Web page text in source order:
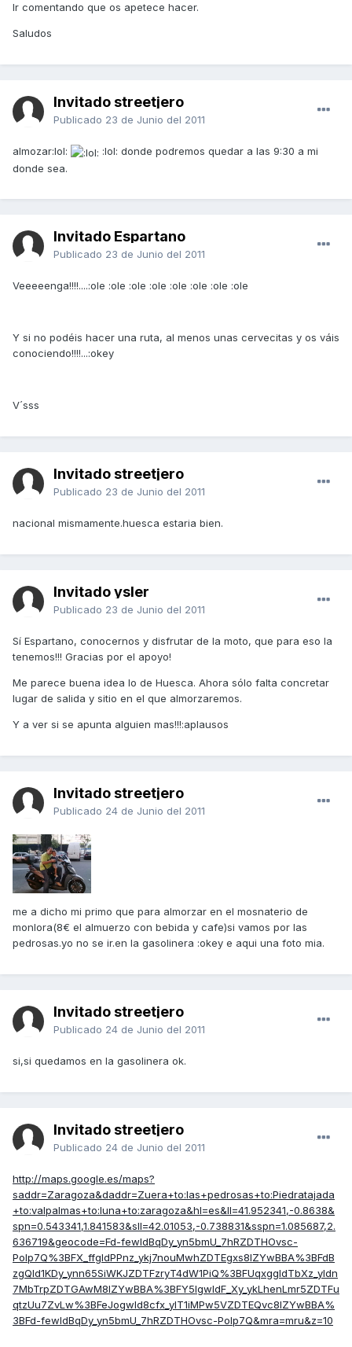
Ir comentando que os apetece hacer.
Saludos
Invitado streetjero
Publicado 23 de Junio del 2011
almozar:lol:
:lol: donde podremos quedar a las 9:30 a mi
donde sea.
Invitado Espartano
Publicado 23 de Junio del 2011
Veeeeenga!!!!....:ole :ole :ole :ole :ole :ole :ole :ole
Y si no podéis hacer una ruta, al menos unas cervecitas y os váis
conociendo!!!!...:okey
V´sss
Invitado streetjero
Publicado 23 de Junio del 2011
nacional mismamente.huesca estaria bien.
Invitado ysler
Publicado 23 de Junio del 2011
Sí Espartano, conocernos y disfrutar de la moto, que para eso la
tenemos!!! Gracias por el apoyo!
Me parece buena idea lo de Huesca. Ahora sólo falta concretar
lugar de salida y sitio en el que almorzaremos.
Y a ver si se apunta alguien mas!!!:aplausos
Invitado streetjero
Publicado 24 de Junio del 2011
me a dicho mi primo que para almorzar en el mosnaterio de
monlora(8€ el almuerzo con bebida y cafe)si vamos por las
pedrosas.yo no se ir.en la gasolinera :okey e aqui una foto mia.
Invitado streetjero
Publicado 24 de Junio del 2011
si,si quedamos en la gasolinera ok.
Invitado streetjero
Publicado 24 de Junio del 2011
http://maps.google.es/maps?
saddr=Zaragoza&daddr=Zuera+to:las+pedrosas+to:Piedratajada
+to:valpalmas+to:luna+to:zaragoza&hl=es&ll=41.952341,-0.8638&
spn=0.543341,1.841583&sll=42.01053,-0.738831&sspn=1.085687,2.
636719&geocode=Fd-fewIdBqDy_yn5bmU_7hRZDTHOvsc-
Polp7Q%3BFX_ffgIdPPnz_ykj7nouMwhZDTEgxs8IZYwBBA%3BFdB
zgQId1KDy_ynn65SiWKJZDTFzryT4dW1PiQ%3BFUqxggIdTbXz_yldn
7MbTrpZDTGAwM8IZYwBBA%3BFY5IgwIdF_Xy_ykLhenLmr5ZDTFu
qtzUu7ZvLw%3BFeJogwId8cfx_ylT1iMPw5VZDTEQvc8IZYwBBA%
3BFd-fewIdBqDy_yn5bmU_7hRZDTHOvsc-Polp7Q&mra=mru&z=10